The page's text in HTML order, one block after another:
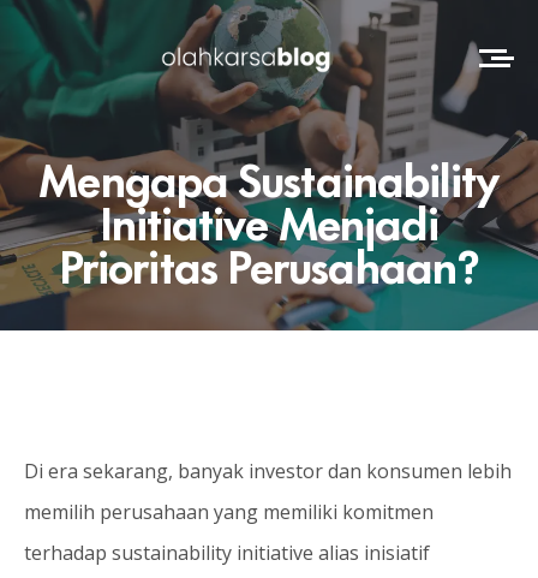
Mengapa Sustainability
Initiative Menjadi
Prioritas Perusahaan?
Di era sekarang, banyak investor dan konsumen lebih
memilih perusahaan yang memiliki komitmen
terhadap sustainability initiative alias inisiatif